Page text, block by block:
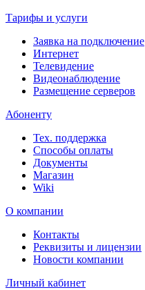
Тарифы и услуги
Заявка на подключение
Интернет
Телевидение
Видеонаблюдение
Размещение серверов
Абоненту
Тех. поддержка
Способы оплаты
Документы
Магазин
Wiki
О компании
Контакты
Реквизиты и лицензии
Новости компании
Личный кабинет